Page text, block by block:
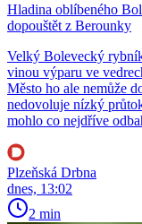
Hladina oblíbeného
dopouštět z Berounky
Velký Bolevecký
vinou výparu ve
Město ho ale nemůže
nedovoluje nízký
mohlo co nejdříve
Plzeňská Drbna
dnes, 13:02
2 min